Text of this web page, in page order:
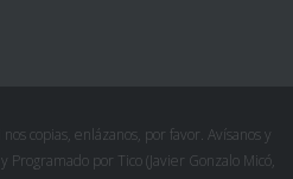
copias, enlázanos, por favor. Avísanos y
por Tico (Javier Gonzalo Micó,